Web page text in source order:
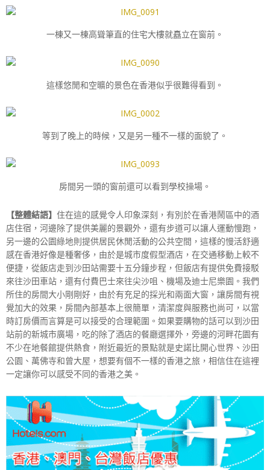
一棟又一棟高聳筆直的住宅大樓就矗立在窗前。
這樣悠閒和空曠的景色在香港似乎很難得看到。
等到了晚上的時候，又是另一種不一樣的面貌了。
房間另一頭的窗前還可以看到學校操場。
【整體結語】 住在這的感覺令人印象深刻，有別於在香港鬧區中的酒
店住宿，河邊除了提供美麗的景觀外，還有步道可以讓人運動慢跑，
另一邊的公園綠地則提供居民休閒活動的公共空間，這樣的慢活舒適
感在香港好像是種奢侈，由於是城市度假型酒店，在交通移動上較不
便捷，從飯店走到沙田站需要十五分鐘步程，但飯店有提供免費接駁
來往沙田車站，還有付費巴士來往尖沙咀、機場及迪士尼樂園。我們
所住的房間大小剛剛好，由於有充足的採光和兩面大窗，讓房間有視
覺加大的效果，房間內部基本上很簡單，清潔度與服務也尚可，以當
時訂房價而言算是可以接受的合理範圍。如果要購物的話可以到沙田
站前的新城市廣場，吃的除了酒店的餐廳選擇外，旁邊的河畔花園有
不少在地餐館提供熱食，附近最近的景點就是史諾比開心世界、沙田
公園、萬佛寺和曾大屋，想要有個不一樣的香港之旅，相信住在這裡
一定讓你可以感受不同的香港之美。